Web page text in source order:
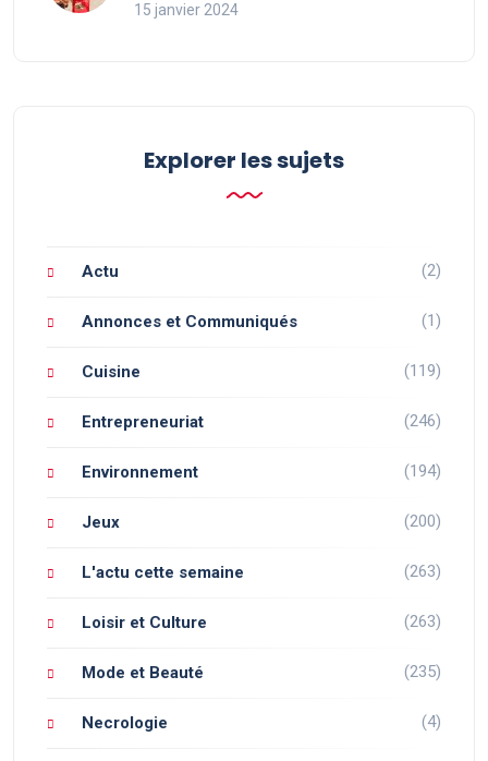
15 janvier 2024
Explorer les sujets
Actu (2)
Annonces et Communiqués (1)
Cuisine (119)
Entrepreneuriat (246)
Environnement (194)
Jeux (200)
L'actu cette semaine (263)
Loisir et Culture (263)
Mode et Beauté (235)
Necrologie (4)